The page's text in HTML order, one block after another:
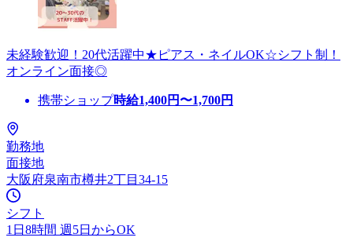
未経験歓迎！20代活躍中★ピアス・ネイルOK☆シフト制！
オンライン面接◎
携帯ショップ時給1,400円〜1,700円
勤務地
面接地
大阪府泉南市樽井2丁目34-15
シフト
1日8時間 週5日からOK